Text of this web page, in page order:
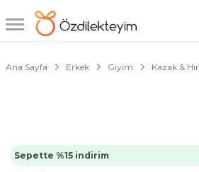
Ana Sayfa Erkek Giyim Kazak &
Sepette %15 indirim
1/3